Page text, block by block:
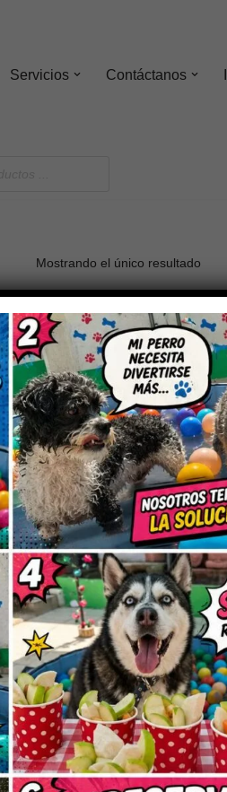
Servicios Contáctanos
Mostrando el único resultado